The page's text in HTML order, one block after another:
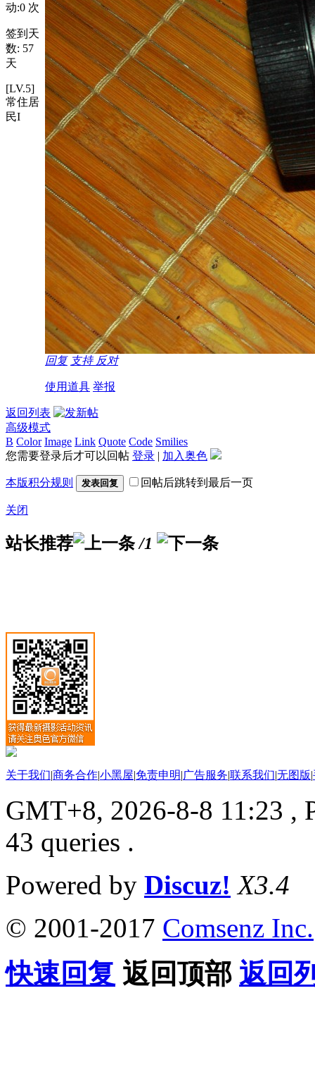
动:0 次
签到天
数: 57
天
[LV.5]
常住居
民I
回复 支持 反对
使用道具 举报
返回列表
高级模式
B Color Image Link Quote Code Smilies
您需要登录后才可以回帖 登录 | 加入奥色
本版积分规则 发表回复 回帖后跳转到最后一页
关闭
站长推荐 /1
关于我们|商务合作|小黑屋|免责申明|广告服务|联系我们|无图版|
GMT+8, 2026-8-8 11:23 ,
43 queries .
Powered by Discuz! X3.4
© 2001-2017 Comsenz Inc.
快速回复 返回顶部 返回